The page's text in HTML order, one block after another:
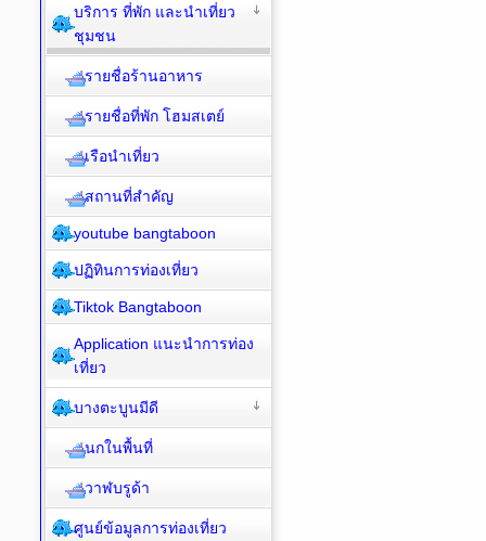
บริการ ที่พัก และนำเที่ยว
ชุมชน
รายชื่อร้านอาหาร
รายชื่อที่พัก โฮมสเตย์
เรือนำเที่ยว
สถานที่สำคัญ
youtube bangtaboon
ปฏิทินการท่องเที่ยว
Tiktok Bangtaboon
Application แนะนำการท่อง
เที่ยว
บางตะบูนมีดี
นกในพื้นที่
วาฬบรูด้า
ศูนย์ข้อมูลการท่องเที่ยว